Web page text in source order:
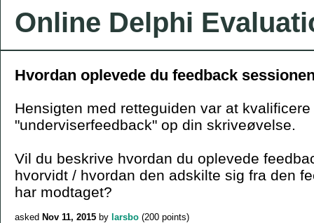
Online Delphi
Hvordan oplevede du feedback
Hensigten med retteguiden var at kvalificere
"underviserfeedback" op din skriveøvelse.
Vil du beskrive hvordan du oplevede
hvorvidt / hvordan den adskilte sig fra den
har modtaget?
asked Nov 11, 2015 by larsbo (200 points)